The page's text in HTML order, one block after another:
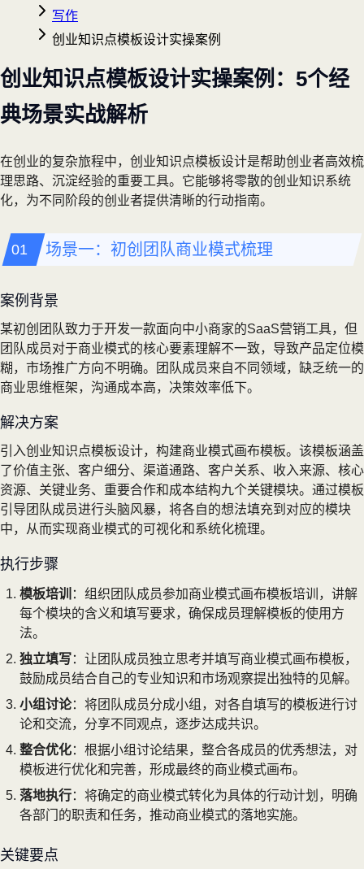
写作
创业知识点模板设计实操案例
创业知识点模板设计实操案例：5个经
典场景实战解析
在创业的复杂旅程中，创业知识点模板设计是帮助创业者高效梳
理思路、沉淀经验的重要工具。它能够将零散的创业知识系统
化，为不同阶段的创业者提供清晰的行动指南。
场景一：初创团队商业模式梳理
案例背景
某初创团队致力于开发一款面向中小商家的SaaS营销工具，但
团队成员对于商业模式的核心要素理解不一致，导致产品定位模
糊，市场推广方向不明确。团队成员来自不同领域，缺乏统一的
商业思维框架，沟通成本高，决策效率低下。
解决方案
引入创业知识点模板设计，构建商业模式画布模板。该模板涵盖
了价值主张、客户细分、渠道通路、客户关系、收入来源、核心
资源、关键业务、重要合作和成本结构九个关键模块。通过模板
引导团队成员进行头脑风暴，将各自的想法填充到对应的模块
中，从而实现商业模式的可视化和系统化梳理。
执行步骤
模板培训 ：组织团队成员参加商业模式画布模板培训，讲解
每个模块的含义和填写要求，确保成员理解模板的使用方
法。
独立填写：让团队成员独立思考并填写商业模式画布模板，
鼓励成员结合自己的专业知识和市场观察提出独特的见解。
小组讨论：将团队成员分成小组，对各自填写的模板进行讨
论和交流，分享不同观点，逐步达成共识。
整合优化：根据小组讨论结果，整合各成员的优秀想法，对
模板进行优化和完善，形成最终的商业模式画布。
落地执行：将确定的商业模式转化为具体的行动计划，明确
各部门的职责和任务，推动商业模式的落地实施。
关键要点